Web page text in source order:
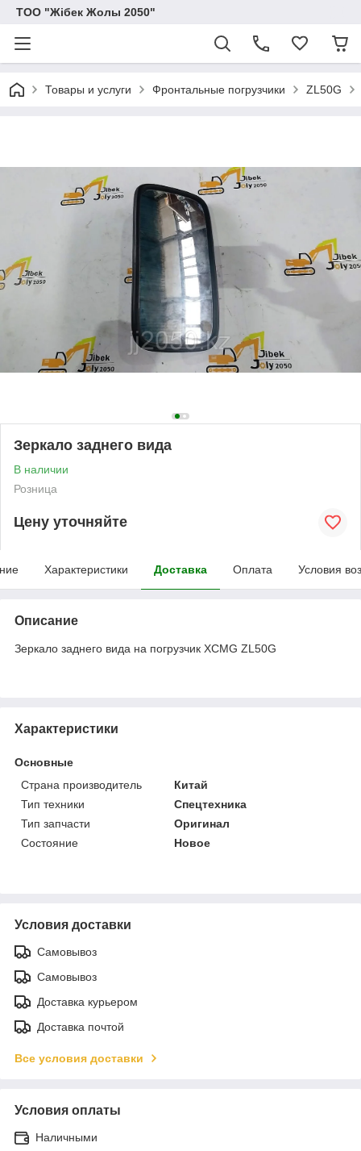
ТОО "Жібек Жолы 2050"
Товары и услуги Фронтальные погрузчики ZL50G
Зеркало заднего вида
В наличии
Розница
Цену уточняйте
Характеристики Доставка Оплата Условия
Описание
Зеркало заднего вида на погрузчик XCMG ZL50G
Характеристики
Основные
Страна производитель
Китай
Тип техники
Спецтехника
Тип запчасти
Оригинал
Состояние
Новое
Условия доставки
Самовывоз
Самовывоз
Доставка курьером
Доставка почтой
Все условия доставки
Условия оплаты
Наличными